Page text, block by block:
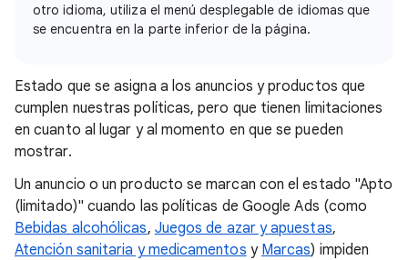
otro idioma, utiliza el menú desplegable de idiomas que
se encuentra en la parte inferior de la página.
Estado que se asigna a los anuncios y productos que
cumplen nuestras políticas, pero que tienen limitaciones
en cuanto al lugar y al momento en que se pueden
mostrar.
Un anuncio o un producto se marcan con el estado "Apto
(limitado)" cuando las políticas de Google Ads (como
Bebidas alcohólicas, Juegos de azar y apuestas,
Atención sanitaria y medicamentos y Marcas) impiden